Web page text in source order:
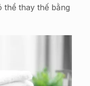
thể thay thế bằng